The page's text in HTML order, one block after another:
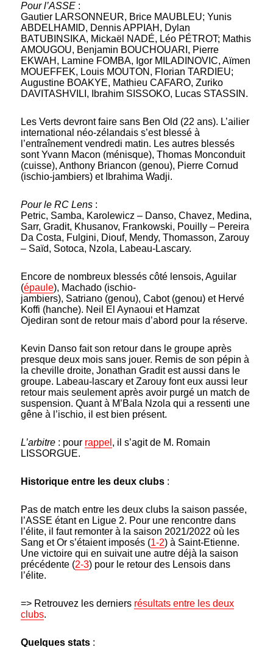
Pour l’ASSE :
Gautier LARSONNEUR, Brice MAUBLEU; Yunis
ABDELHAMID, Dennis APPIAH, Dylan
BATUBINSIKA, Mickaël NADÉ, Léo PÉTROT; Mathis
AMOUGOU, Benjamin BOUCHOUARI, Pierre
EKWAH, Lamine FOMBA, Igor MILADINOVIC, Aïmen
MOUEFFEK, Louis MOUTON, Florian TARDIEU;
Augustine BOAKYE, Mathieu CAFARO, Zuriko
DAVITASHVILI, Ibrahim SISSOKO, Lucas STASSIN.
Les Verts devront faire sans Ben Old (22 ans). L’ailier
international néo-zélandais s’est blessé à
l’entraînement vendredi matin. Les autres blessés
sont Yvann Macon (ménisque), Thomas Monconduit
(cuisse), Anthony Briancon (genou), Pierre Cornud
(ischio-jambiers) et Ibrahima Wadji.
Pour le RC Lens :
Petric, Samba, Karolewicz – Danso, Chavez, Medina,
Sarr, Gradit, Khusanov, Frankowski, Pouilly – Pereira
Da Costa, Fulgini, Diouf, Mendy, Thomasson, Zarouy
– Saïd, Sotoca, Nzola, Labeau-Lascary.
Encore de nombreux blessés côté lensois, Aguilar
(épaule), Machado (ischio-
jambiers), Satriano (genou), Cabot (genou) et Hervé
Koffi (hanche). Neil El Aynaoui et Hamzat
Ojediran sont de retour mais d’abord pour la réserve.
Kevin Danso fait son retour dans le groupe après
presque deux mois sans jouer. Remis de son pépin à
la cheville droite, Jonathan Gradit est aussi dans le
groupe. Labeau-lascary et Zarouy font eux aussi leur
retour mais seulement après avoir purgé un match de
suspension. Quant à M’Bala Nzola qui a ressenti une
gêne à l’ischio, il est bien présent.
L’arbitre : pour rappel , il s’agit de M. Romain
LISSORGUE.
Historique entre les deux clubs :
Pas de match entre les deux clubs la saison passée,
l’ASSE étant en Ligue 2. Pour une rencontre dans
l’élite, il faut remonter à la saison 2021/2022 où les
Sang et Or s’étaient imposés (1-2) à Saint-Etienne.
Une victoire qui en suivait une autre déjà la saison
précédente (2-3) pour le retour des Lensois dans
l’élite.
=> Retrouvez les derniers résultats entre les deux
clubs.
Quelques stats :